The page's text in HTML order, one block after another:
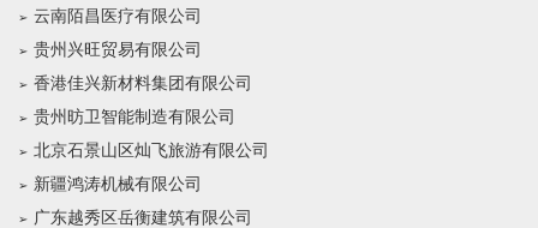
云南陌昌医疗有限公司
贵州兴旺贸易有限公司
香港佳兴新材料集团有限公司
贵州昉卫智能制造有限公司
北京石景山区灿飞旅游有限公司
新疆鸿涛机械有限公司
广东越秀区岳衡建筑有限公司